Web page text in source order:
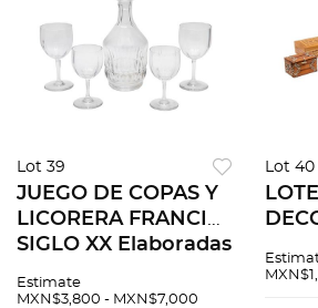
Lot 39
JUEGO DE COPAS Y
LICORERA FRANCIA
SIGLO XX Elaboradas
transparente
Estimate
MXN$3,800 - MXN$7,000
Lot 40